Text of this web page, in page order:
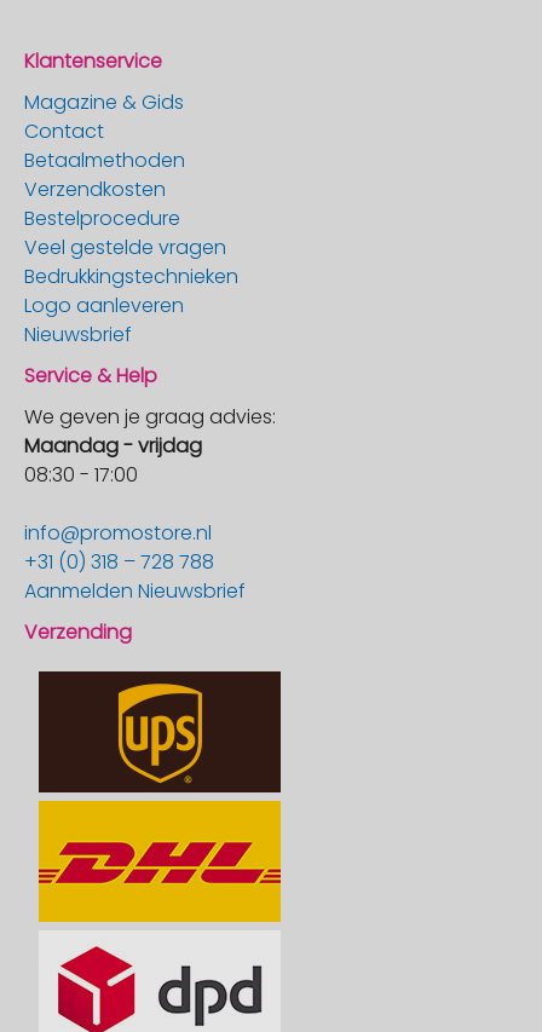
Klantenservice
Magazine & Gids
Contact
Betaalmethoden
Verzendkosten
Bestelprocedure
Veel gestelde vragen
Bedrukkingstechnieken
Logo aanleveren
Nieuwsbrief
Service & Help
We geven je graag advies:
Maandag - vrijdag
08:30 - 17:00
info@promostore.nl
+31 (0) 318 – 728 788
Aanmelden Nieuwsbrief
Verzending